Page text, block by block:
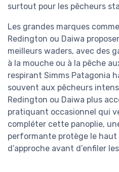
surtout pour les pêcheurs
Les grandes marques
Redington ou Daiwa
meilleurs waders, avec des
à la mouche ou à la pêche
respirant Simms Patagonia
souvent aux pêcheurs
Redington ou Daiwa plus
pratiquant occasionnel qui
compléter cette panoplie,
performante protège le haut
d’approche avant d’enfiler